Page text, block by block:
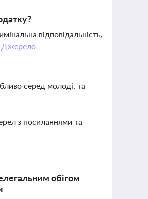
відповідальність,
Джерело
серед молоді, та
з посиланнями та
обігом